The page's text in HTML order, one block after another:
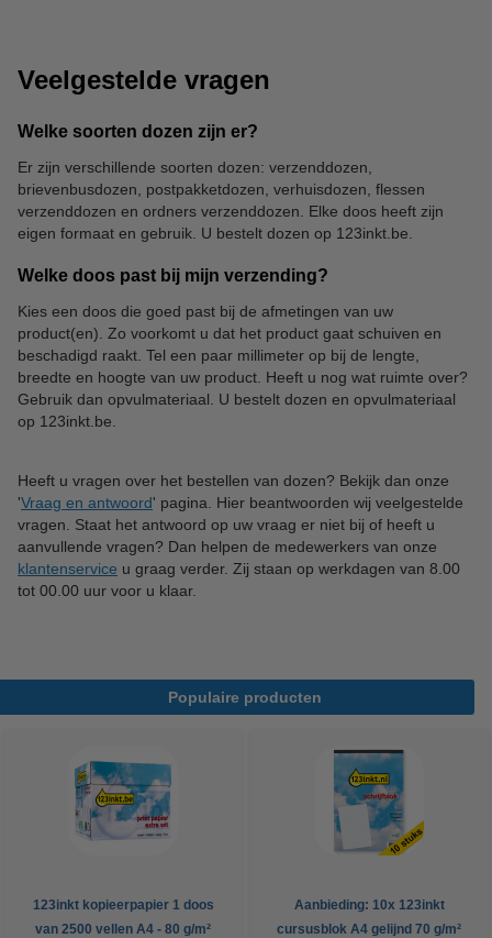
Verzendetiketten Waarschuwingsetiketten
Veelgestelde vragen
Welke soorten dozen zijn er?
Er zijn verschillende soorten dozen: verzenddozen,
brievenbusdozen, postpakketdozen, verhuisdozen, flessen
verzenddozen en ordners verzenddozen. Elke doos heeft zijn
eigen formaat en gebruik. U bestelt dozen op 123inkt.be.
Welke doos past bij mijn verzending?
Kies een doos die goed past bij de afmetingen van uw
product(en). Zo voorkomt u dat het product gaat schuiven en
beschadigd raakt. Tel een paar millimeter op bij de lengte,
breedte en hoogte van uw product. Heeft u nog wat ruimte over?
Gebruik dan opvulmateriaal. U bestelt dozen en opvulmateriaal
op 123inkt.be.
Heeft u vragen over het bestellen van dozen? Bekijk dan onze
'Vraag en antwoord' pagina. Hier beantwoorden wij veelgestelde
vragen. Staat het antwoord op uw vraag er niet bij of heeft u
aanvullende vragen? Dan helpen de medewerkers van onze
klantenservice u graag verder. Zij staan op werkdagen van 8.00
tot 00.00 uur voor u klaar.
Populaire producten
123inkt kopieerpapier 1 doos
van 2500 vellen A4 - 80 g/m²
Aanbieding: 10x 123inkt
cursusblok A4 gelijnd 70 g/m²